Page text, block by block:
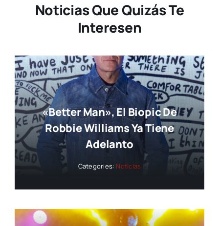
Noticias Que Quizás Te
Interesen
«Better Man», El Biopic De
Robbie Williams Ya Tiene
Adelanto
Categories: Noticias